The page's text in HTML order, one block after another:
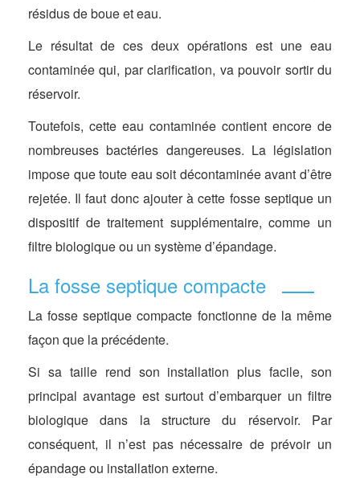
résidus de boue et eau.
Le résultat de ces deux opérations est une eau
contaminée qui, par clarification, va pouvoir sortir du
réservoir.
Toutefois, cette eau contaminée contient encore de
nombreuses bactéries dangereuses. La législation
impose que toute eau soit décontaminée avant d’être
rejetée. Il faut donc ajouter à cette fosse septique un
dispositif de traitement supplémentaire, comme un
filtre biologique ou un système d’épandage.
La fosse septique compacte
La fosse septique compacte fonctionne de la même
façon que la précédente.
Si sa taille rend son installation plus facile, son
principal avantage est surtout d’embarquer un filtre
biologique dans la structure du réservoir. Par
conséquent, il n’est pas nécessaire de prévoir un
épandage ou installation externe.